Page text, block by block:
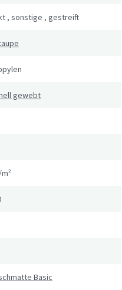
, sonstige , gestreift
gewebt
Basic